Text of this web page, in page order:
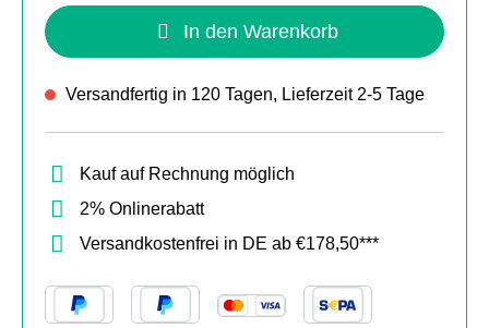
In den Warenkorb
Versandfertig in 120 Tagen, Lieferzeit 2-5 Tage
Kauf auf Rechnung möglich
2% Onlinerabatt
Versandkostenfrei in DE ab €178,50***